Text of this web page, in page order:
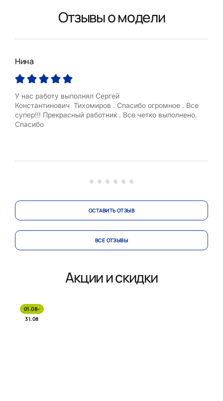
Отзывы о модели
Нина
У нас работу выполнял Сергей
Константинович Тихомиров . Спасибо огромное . Все
супер!!! Прекрасный работник . Все четко выполнено.
Спасибо
ОСТАВИТЬ ОТЗЫВ
ВСЕ ОТЗЫВЫ
Акции и скидки
01.08-
31.08